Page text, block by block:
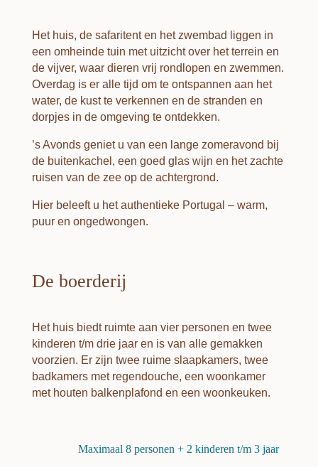
Het huis, de safaritent en het zwembad liggen in
een omheinde tuin met uitzicht over het terrein en
de vijver, waar dieren vrij rondlopen en zwemmen.
Overdag is er alle tijd om te ontspannen aan het
water, de kust te verkennen en de stranden en
dorpjes in de omgeving te ontdekken.
’s Avonds geniet u van een lange zomeravond bij
de buitenkachel, een goed glas wijn en het zachte
ruisen van de zee op de achtergrond.
Hier beleeft u het authentieke Portugal – warm,
puur en ongedwongen.
De boerderij
Het huis biedt ruimte aan vier personen en twee
kinderen t/m drie jaar en is van alle gemakken
voorzien. Er zijn twee ruime slaapkamers, twee
badkamers met regendouche, een woonkamer
met houten balkenplafond en een woonkeuken.
Maximaal 8 personen + 2 kinderen t/m 3 jaar